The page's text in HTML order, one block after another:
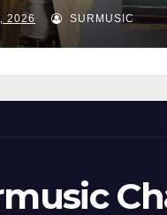
2026 SURMUSIC